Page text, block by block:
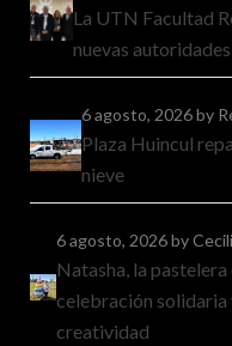
La UTN Facultad
nuevas autoridades
6 agosto, 2026by
Plaza Huincul
nieve
6 agosto, 2026by
Natasha, la
celebración solidaria
creatividad